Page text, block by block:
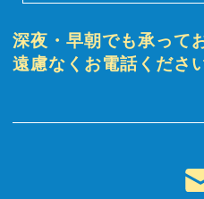
深夜・早朝でも承って
遠慮なくお電話くださ